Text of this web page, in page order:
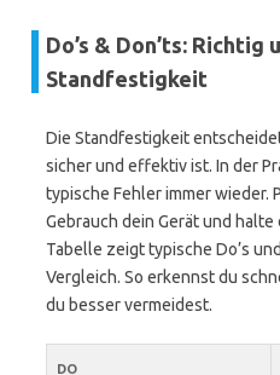
Do’s & Don’ts: Richtig
Standfestigkeit
Die Standfestigkeit
sicher und effektiv ist. In der
typische Fehler immer wieder.
Gebrauch dein Gerät und
Tabelle zeigt typische Do’s
Vergleich. So erkennst du
du besser vermeidest.
DO